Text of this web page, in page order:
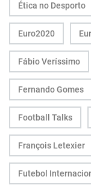
Ética no Desporto
Euro2020
Fábio Veríssimo
Fernando Gomes
Football Talks
François Letexier
Futebol